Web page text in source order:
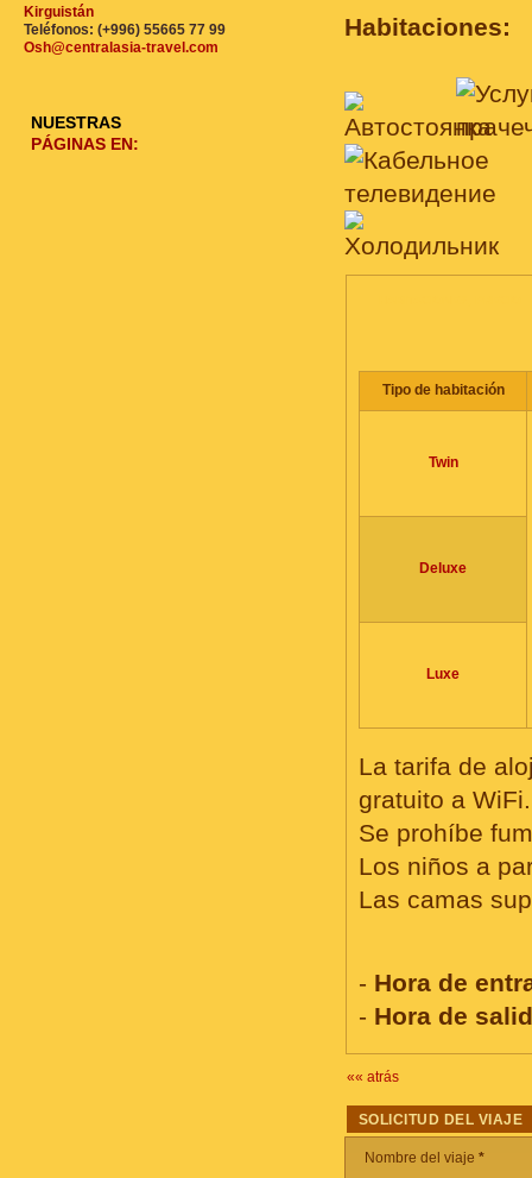
Habitaciones:
Tipo de habitación
Twin
Deluxe
Luxe
La tarifa de
gratuito a WiFi.
Se prohíbe
Los niños a
Las camas
- Hora de
- Hora de
«« atrás
SOLICITUD DEL VIAJE
Nombre del viaje *
Kirguistán
Teléfonos: (+996) 55665 77 99
Osh@centralasia-travel.com
NUESTRAS
PÁGINAS EN: